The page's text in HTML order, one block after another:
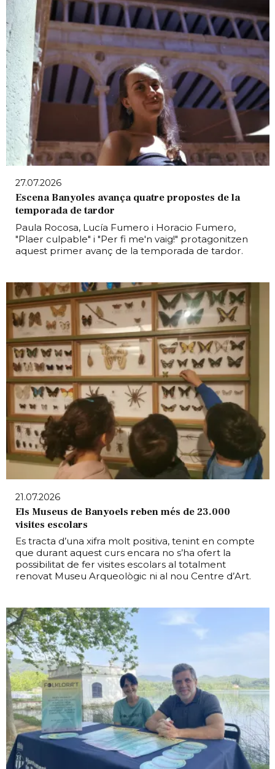
27.07.2026
Escena Banyoles avança quatre propostes de la
temporada de tardor
Paula Rocosa, Lucía Fumero i Horacio Fumero,
"Plaer culpable" i "Per fi me'n vaig!" protagonitzen
aquest primer avanç de la temporada de tardor.
21.07.2026
Els Museus de Banyoels reben més de 23.000
visites escolars
Es tracta d’una xifra molt positiva, tenint en compte
que durant aquest curs encara no s’ha ofert la
possibilitat de fer visites escolars al totalment
renovat Museu Arqueològic ni al nou Centre d’Art.